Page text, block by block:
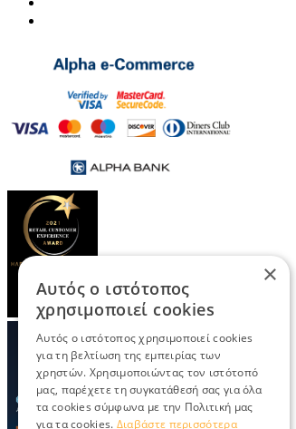
×
Αυτός ο ιστότοπος
χρησιμοποιεί cookies
Αυτός ο ιστότοπος χρησιμοποιεί cookies
για τη βελτίωση της εμπειρίας των
χρηστών. Χρησιμοποιώντας τον ιστότοπό
μας, παρέχετε τη συγκατάθεσή σας για όλα
τα cookies σύμφωνα με την Πολιτική μας
για τα cookies. Διαβάστε περισσότερα